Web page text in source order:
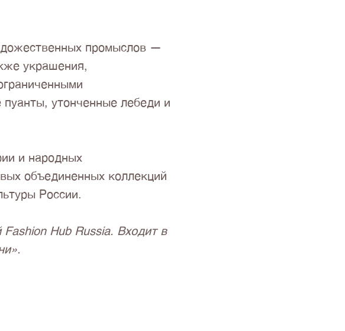
промыслов —
украшения,
утонченные лебеди и
и народных
объединенных коллекций
России.
Hub Russia. Входит в